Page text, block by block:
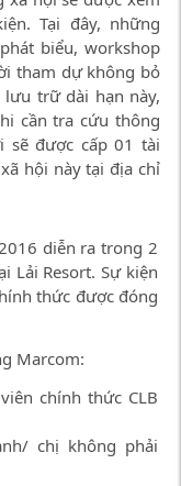
Tại đây, những
biểu, workshop
tham dự không bỏ
trữ dài hạn này,
cần tra cứu thông
được cấp 01 tài
hội này tại địa chỉ
diễn ra trong 2
Lải Resort. Sự kiện
thức được đóng
Marcom:
chính thức CLB
chị không phải